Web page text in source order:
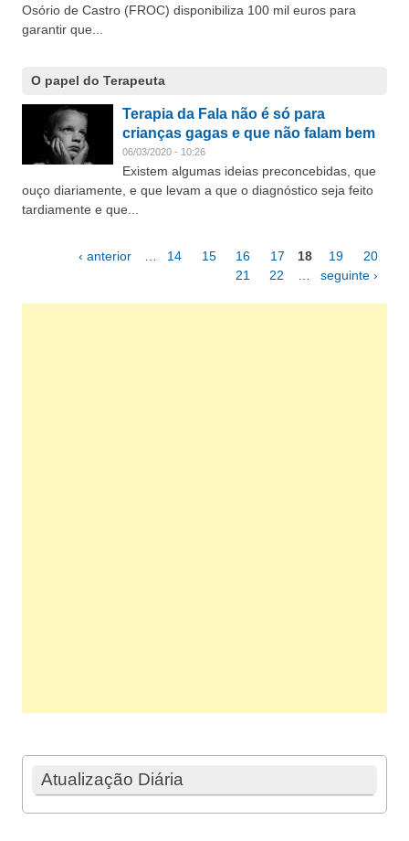
Osório de Castro (FROC) disponibiliza 100 mil euros para
garantir que...
O papel do Terapeuta
Terapia da Fala não é só para
crianças gagas e que não falam bem
06/03/2020 - 10:26
Existem algumas ideias preconcebidas, que
ouço diariamente, e que levam a que o diagnóstico seja feito
tardiamente e que...
Páginas‹ anterior 14 15 16 17 18 19
20
21
22 seguinte ›
Atualização Diária